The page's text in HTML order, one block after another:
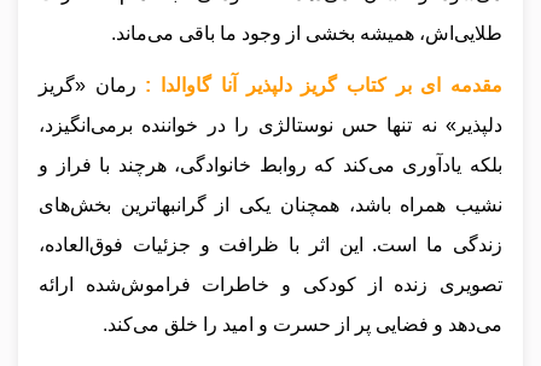
طلایی‌اش، همیشه بخشی از وجود ما باقی می‌ماند.
مقدمه ای بر کتاب گریز دلپذیر آنا گاوالدا : رمان «گریز
دلپذیر» نه تنها حس نوستالژی را در خواننده برمی‌انگیزد،
بلکه یادآوری می‌کند که روابط خانوادگی، هرچند با فراز و
نشیب همراه باشد، همچنان یکی از گرانبهاترین بخش‌های
زندگی ما است. این اثر با ظرافت و جزئیات فوق‌العاده،
تصویری زنده از کودکی و خاطرات فراموش‌شده ارائه
می‌دهد و فضایی پر از حسرت و امید را خلق می‌کند.